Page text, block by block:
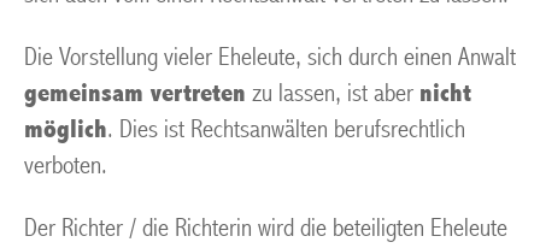
Die Vorstellung vieler Eheleute, sich durch einen Anwalt
gemeinsam vertreten zu lassen, ist aber nicht
möglich. Dies ist Rechtsanwälten berufsrechtlich
verboten.
Der Richter / die Richterin wird die beteiligten Eheleute